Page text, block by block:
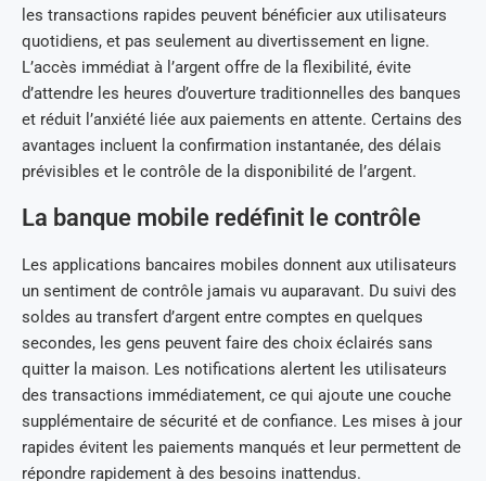
les transactions rapides peuvent bénéficier aux utilisateurs
quotidiens, et pas seulement au divertissement en ligne.
L’accès immédiat à l’argent offre de la flexibilité, évite
d’attendre les heures d’ouverture traditionnelles des banques
et réduit l’anxiété liée aux paiements en attente. Certains des
avantages incluent la confirmation instantanée, des délais
prévisibles et le contrôle de la disponibilité de l’argent.
La banque mobile redéfinit le contrôle
Les applications bancaires mobiles donnent aux utilisateurs
un sentiment de contrôle jamais vu auparavant. Du suivi des
soldes au transfert d’argent entre comptes en quelques
secondes, les gens peuvent faire des choix éclairés sans
quitter la maison. Les notifications alertent les utilisateurs
des transactions immédiatement, ce qui ajoute une couche
supplémentaire de sécurité et de confiance. Les mises à jour
rapides évitent les paiements manqués et leur permettent de
répondre rapidement à des besoins inattendus.